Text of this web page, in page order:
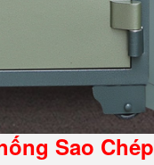
Sao Chép